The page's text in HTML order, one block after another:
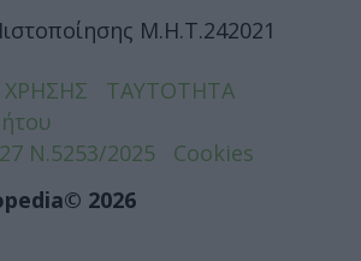
Μ.Η.Τ.242021
ΧΡΗΣΗΣ
ΤΑΥΤΟΤΗΤΑ
Ν.5253/2025
Cookies
2026